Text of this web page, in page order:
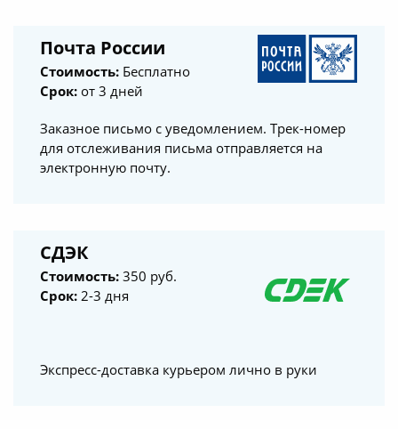
Почта России
Стоимость: Бесплатно
Срок: от 3 дней
Заказное письмо с уведомлением. Трек-номер
для отслеживания письма отправляется на
электронную почту.
СДЭК
Стоимость: 350 руб.
Срок: 2-3 дня
Экспресс-доставка курьером лично в руки